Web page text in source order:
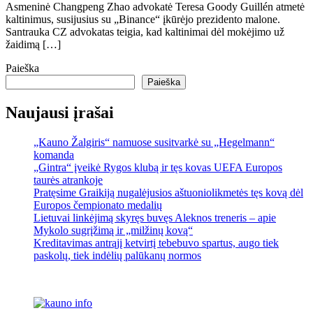
Asmeninė Changpeng Zhao advokatė Teresa Goody Guillén atmetė
kaltinimus, susijusius su „Binance“ įkūrėjo prezidento malone.
Santrauka CZ advokatas teigia, kad kaltinimai dėl mokėjimo už
žaidimą […]
Paieška
Paieška
Naujausi įrašai
„Kauno Žalgiris“ namuose susitvarkė su „Hegelmann“
komanda
„Gintra“ įveikė Rygos klubą ir tęs kovas UEFA Europos
taurės atrankoje
Pratęsime Graikiją nugalėjusios aštuoniolikmetės tęs kovą dėl
Europos čempionato medalių
Lietuvai linkėjimą skyręs buvęs Aleknos treneris – apie
Mykolo sugrįžimą ir „milžinų kovą“
Kreditavimas antrąjį ketvirtį tebebuvo spartus, augo tiek
paskolų, tiek indėlių palūkanų normos